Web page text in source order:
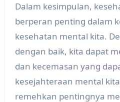
Dalam kesimpulan,
berperan penting dalam
kesehatan mental kita.
dengan baik, kita dapat
dan kecemasan yang
kesejahteraan mental
remehkan pentingnya